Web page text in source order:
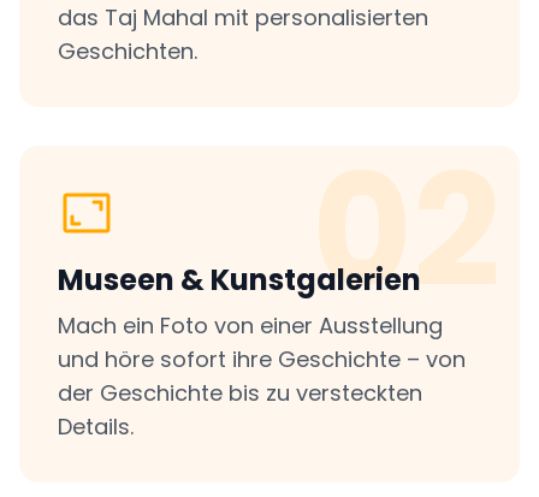
das Taj Mahal mit personalisierten
Geschichten.
02
Museen & Kunstgalerien
Mach ein Foto von einer Ausstellung
und höre sofort ihre Geschichte – von
der Geschichte bis zu versteckten
Details.